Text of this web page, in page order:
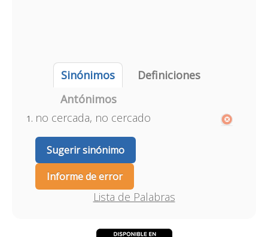
Sinónimos
Definiciones
Antónimos
no cercada, no cercado
Sugerir sinónimo
Informe de error
Lista de Palabras